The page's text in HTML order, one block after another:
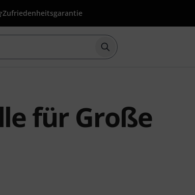
Zufriedenheitsgarantie
Suche mit Suchwort
für Große